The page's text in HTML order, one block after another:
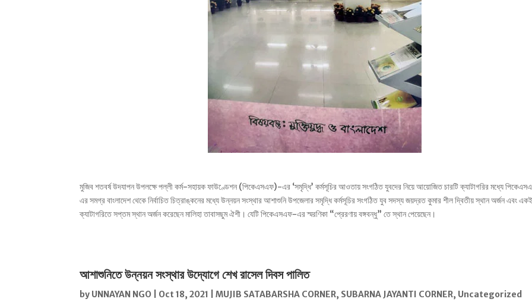
মুজিব শতবর্ষ উদযাপন উপলক্ষে পল্লী কর্ম-সহায়ক ফাউণ্ডেশন (পিকেএসএফ)-এর ‘সমৃদ্ধি’ কর্মসূচির আওতায় সংগঠিত যুবদের নিয়ে আয়োজিত চারটি ক্যাটাগরির মধ্যে
এর সমগ্র বাংলাদেশ থেকে নির্বাচিত চিত্রাঙ্কনের মধ্যে উন্নয়ন সংস্থার আশাশুনি উপজেলার সমৃদ্ধি কর্মসূচির সংগঠিত যুব সদস্য জয়দ্রত কুমার শীল দ্বিতীয় স্থান অর্জন এবং একই
ক্যাটাগরিতে সপ্তম স্থান অর্জন করেছেন মালিহা তাবাসছুম ঐশী। যেটি পিকেএসএফ-এর স্মরণিকা “প্রেরণায় বঙ্গবন্ধু” তে স্থান পেয়েছেন।
আশাশুনিতে উন্নয়ন সংস্থার উদ্যোগে শেখ রাসেল দিবস পালিত
by UNNAYAN NGO Oct 18, 2021 |MUJIB SATABARSHA CORNER, SUBARNA JAYANTI CORNER, Uncategorized